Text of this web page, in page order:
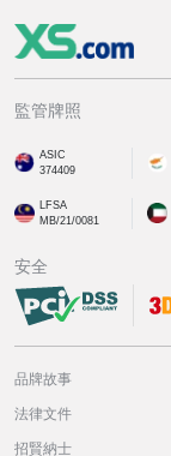
監管牌照
ASIC
374409
LFSA
MB/21/0081
安全
品牌故事
法律文件
招賢納士